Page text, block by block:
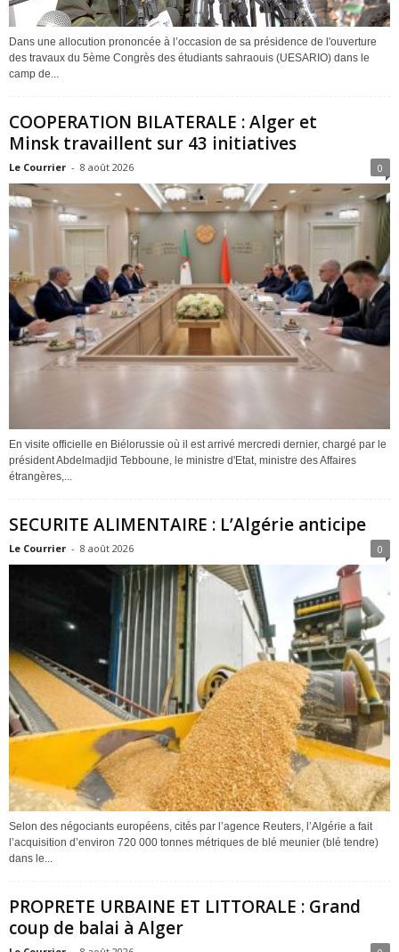
Dans une allocution prononcée à l’occasion de sa présidence de l'ouverture
des travaux du 5ème Congrès des étudiants sahraouis (UESARIO) dans le
camp de...
COOPERATION BILATERALE : Alger et
Minsk travaillent sur 43 initiatives
Le Courrier - 8 août 2026 0
En visite officielle en Biélorussie où il est arrivé mercredi dernier, chargé par le
président Abdelmadjid Tebboune, le ministre d'Etat, ministre des Affaires
étrangères,...
SECURITE ALIMENTAIRE : L’Algérie anticipe
Le Courrier - 8 août 2026 0
Selon des négociants européens, cités par l’agence Reuters, l’Algérie a fait
l’acquisition d’environ 720 000 tonnes métriques de blé meunier (blé tendre)
dans le...
PROPRETE URBAINE ET LITTORALE : Grand
coup de balai à Alger